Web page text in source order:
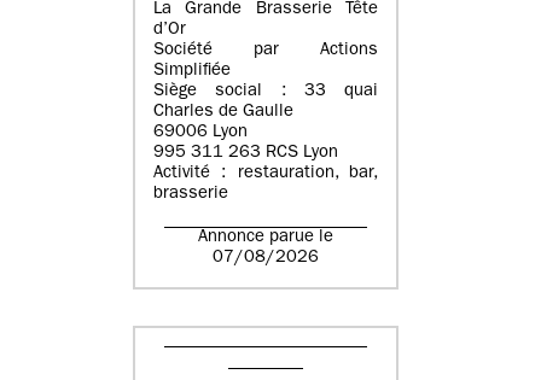
La Grande Brasserie Tête
d’Or
Société par Actions
Simplifiée
Siège social : 33 quai
Charles de Gaulle
69006 Lyon
995 311 263 RCS Lyon
Activité : restauration, bar,
brasserie
Annonce parue le
07/08/2026